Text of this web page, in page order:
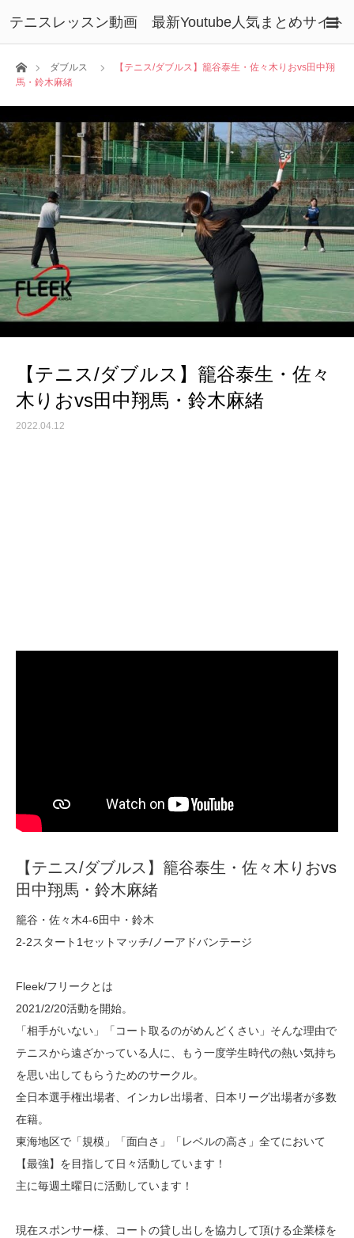
テニスレッスン動画 最新Youtube人気まとめサイト
ホームダブルス
【テニス/ダブルス】籠谷泰生・佐々木りおvs田中翔
馬・鈴木麻緒
【テニス/ダブルス】籠谷泰生・佐々
木りおvs田中翔馬・鈴木麻緒
2022.04.12
【テニス/ダブルス】籠谷泰生・佐々木りおvs
田中翔馬・鈴木麻緒
籠谷・佐々木4-6田中・鈴木
2-2スタート1セットマッチ/ノーアドバンテージ
Fleek/フリークとは
2021/2/20活動を開始。
「相手がいない」「コート取るのがめんどくさい」そんな理由で
テニスから遠ざかっている人に、もう一度学生時代の熱い気持ち
を思い出してもらうためのサークル。
全日本選手権出場者、インカレ出場者、日本リーグ出場者が多数
在籍。
東海地区で「規模」「面白さ」「レベルの高さ」全てにおいて
【最強】を目指して日々活動しています！
主に毎週土曜日に活動しています！
現在スポンサー様、コートの貸し出しを協力して頂ける企業様を